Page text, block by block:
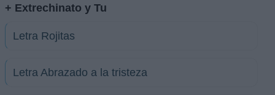
+ Extrechinato y Tu
Letra Rojitas
Letra Abrazado a la tristeza